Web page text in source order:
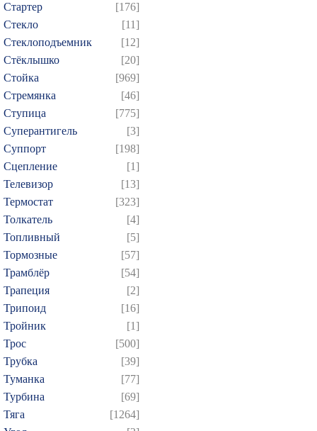
Стартер
[176]
Стекло
[11]
Стеклоподъемник
[12]
Стёклышко
[20]
Стойка
[969]
Стремянка
[46]
Ступица
[775]
Суперантигель
[3]
Суппорт
[198]
Сцепление
[1]
Телевизор
[13]
Термостат
[323]
Толкатель
[4]
Топливный
[5]
Тормозные
[57]
Трамблёр
[54]
Трапеция
[2]
Трипоид
[16]
Тройник
[1]
Трос
[500]
Трубка
[39]
Туманка
[77]
Турбина
[69]
Тяга
[1264]